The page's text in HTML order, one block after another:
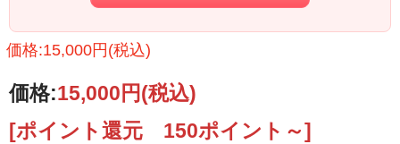
必ず入っている商品↓↓
ック ×10枚 ☆サゴキャラ ピック型アクリルキーホルダー ×1セット
おたのしみに！
価格:15,000円(税込)
価格:15,000円(税込)
[ポイント還元 150ポイント～]